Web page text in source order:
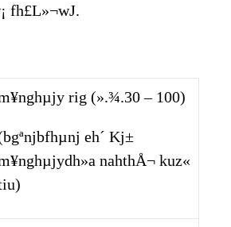
fh£L»¬wJ.
rig (».¾.30 – 100)
eh´ Kj±
nahthÅ¬ kuz«